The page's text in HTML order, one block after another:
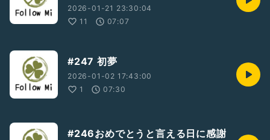
2026-01-21 23:30:04
11
07:07
#247 初夢
2026-01-02 17:43:00
1
07:30
#246おめでとうと言える日に感謝